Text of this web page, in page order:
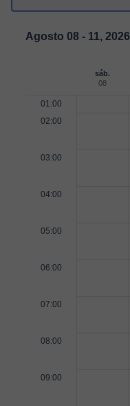
Agosto 08 - 11, 2026
sáb.
08
01:00
02:00
03:00
04:00
05:00
06:00
07:00
08:00
09:00